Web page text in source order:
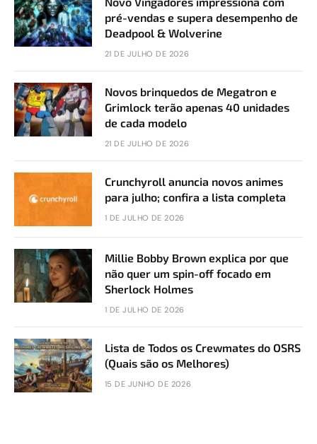
pré-vendas e supera desempenho de
Deadpool & Wolverine
21 DE JULHO DE 2026
Novos brinquedos de Megatron e
Grimlock terão apenas 40 unidades
de cada modelo
21 DE JULHO DE 2026
Crunchyroll anuncia novos animes
para julho; confira a lista completa
1 DE JULHO DE 2026
Millie Bobby Brown explica por que
não quer um spin-off focado em
Sherlock Holmes
1 DE JULHO DE 2026
Lista de Todos os Crewmates do OSRS
(Quais são os Melhores)
15 DE JUNHO DE 2026